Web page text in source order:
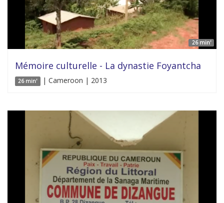
26 min'
Mémoire culturelle - La dynastie Foyantcha
26 min' | Cameroon | 2013